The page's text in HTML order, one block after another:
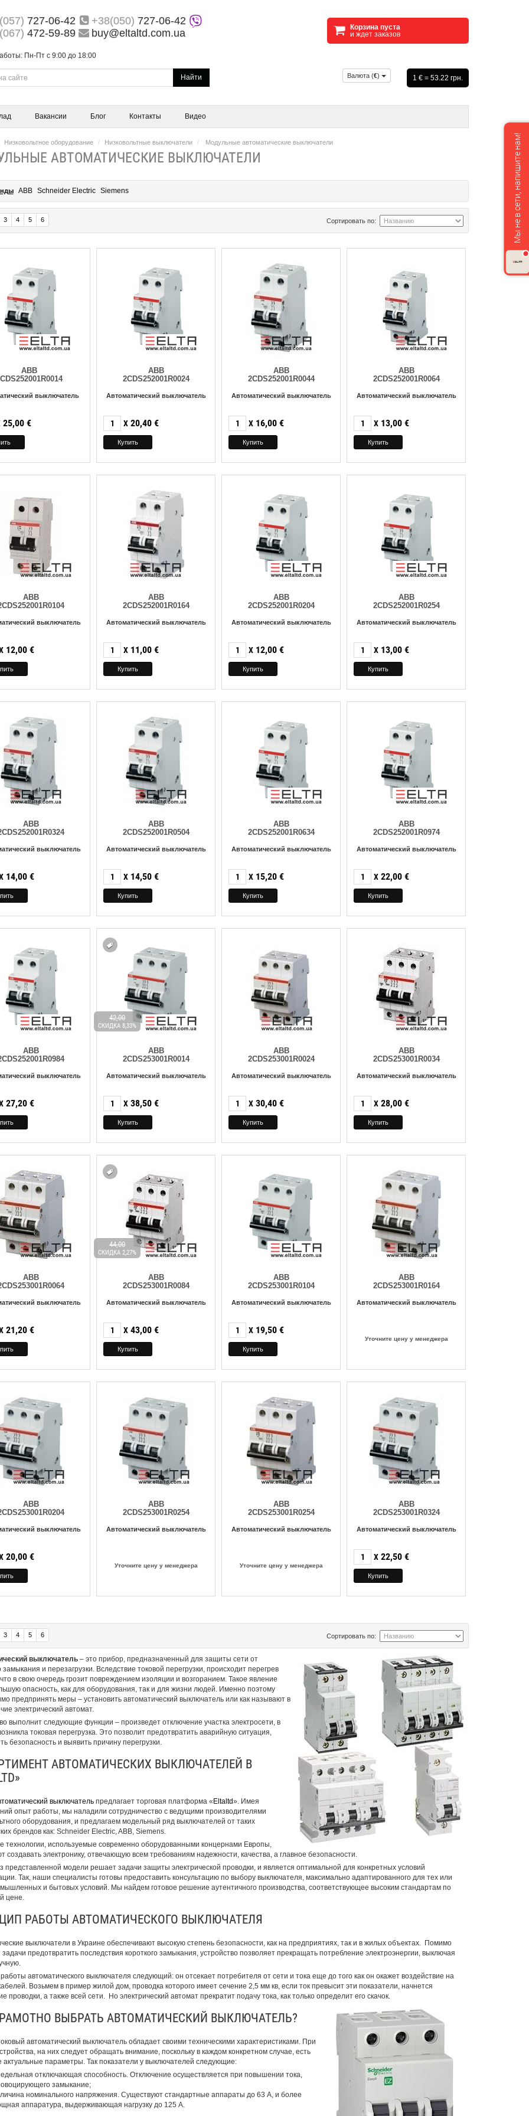
727-06-42 +38(050) 727-06-42
472-59-89 buy@eltaltd.com.ua
Пн-Пт с 9:00 до 18:00
Корзина пуста
и ждет заказов
Найти Валюта (€) 1 € = 53.22 грн.
Вакансии Блог Контакты Видео
Низковольтное оборудование Низковольтные выключатели Модульные автоматические выключатели
АВТОМАТИЧЕСКИЕ ВЫКЛЮЧАТЕЛИ
ABB Schneider Electric Siemens
Сортировать по:
3 4 5 6
ABB
выключатель
25,00 €
ABB
2CDS252001R0024
Автоматический выключатель
X 20,40 €
ABB
2CDS252001R0044
Автоматический выключатель
X 16,00 €
ABB
2CDS252001R0064
Автоматический выключатель
X 13,00 €
ABB
выключатель
12,00 €
ABB
2CDS252001R0164
Автоматический выключатель
X 11,00 €
ABB
2CDS252001R0204
Автоматический выключатель
X 12,00 €
ABB
2CDS252001R0254
Автоматический выключатель
X 13,00 €
ABB
выключатель
14,00 €
ABB
2CDS252001R0504
Автоматический выключатель
X 14,50 €
ABB
2CDS252001R0634
Автоматический выключатель
X 15,20 €
ABB
2CDS252001R0974
Автоматический выключатель
X 22,00 €
ABB
выключатель
27,20 €
ABB
2CDS253001R0014
Автоматический выключатель
X 38,50 €
42,00
СКИДКА 8,33%
ABB
2CDS253001R0024
Автоматический выключатель
X 30,40 €
ABB
2CDS253001R0034
Автоматический выключатель
X 28,00 €
ABB
выключатель
21,20 €
ABB
2CDS253001R0084
Автоматический выключатель
X 43,00 €
44,00
СКИДКА 2,27%
ABB
2CDS253001R0104
Автоматический выключатель
X 19,50 €
ABB
2CDS253001R0164
Автоматический выключатель
Уточните цену у менеджера
ABB
выключатель
20,00 €
ABB
2CDS253001R0254
Автоматический выключатель
Уточните цену у менеджера
ABB
2CDS253001R0254
Автоматический выключатель
Уточните цену у менеджера
ABB
2CDS253001R0324
Автоматический выключатель
X 22,50 €
Сортировать по:
3 4 5 6
выключатель– это прибор, предназначенный для защиты сети от
замыкания и перезагрузки. Вследствие токовой перегрузки, происходит перегрев
в свою очередь грозит повреждением изоляции и возгоранием. Такое явление
опасность, как для оборудования, так и для жизни людей. Именно поэтому
предпринять меры – установить автоматический выключатель или как называют в
электрический автомат.
выполнит следующие функции – произведет отключение участка электросети, в
токовая перегрузка. Это позволит предотвратить аварийную ситуация,
безопасность и выявить причину перегрузки.
АВТОМАТИЧЕСКИХ ВЫКЛЮЧАТЕЛЕЙ В
выключательпредлагает торговая платформа « Eltaltd». Имея
опыт работы, мы наладили сотрудничество с ведущими производителями
оборудования, и предлагаем модельный ряд выключателей от таких
брендов как: Schneider Electric, ABB, Siemens.
технологии, используемые современно оборудованными концернами Европы,
создавать электронику, отвечающую всем требованиям надежности, качества, а главное безопасности.
представленной модели решает задачи защиты электрической проводки, и является оптимальной для конкретных условий
Так, наши специалисты готовы предоставить консультацию по выбору выключателя, максимально адаптированного для тех или
и бытовых условий. Мы найдем готовое решение аутентичного производства, соответствующее высоким стандартам по
цене.
РАБОТЫ АВТОМАТИЧЕСКОГО ВЫКЛЮЧАТЕЛЯ
выключатели в Украине обеспечивают высокую степень безопасности, как на предприятиях, так и в жилых объектах. Помимо
предотвратить последствия короткого замыкания, устройство позволяет прекращать потребление электроэнергии, выключая
автоматического выключателя следующий: он отсекает потребителя от сети и тока еще до того как он окажет воздействие на
Возьмем в пример жилой дом, проводка которого имеет сечение 2,5 мм кв, если ток превысит эти показатели, начнется
проводки, а также всей сети. Но электрический автомат прекратит подачу тока, как только определит его скачок.
ВЫБРАТЬ АВТОМАТИЧЕСКИЙ ВЫКЛЮЧАТЕЛЬ?
автоматический выключатель обладает своими техническими характеристиками. При
на них следует обращать внимание, поскольку в каждом конкретном случае, есть
актуальные параметры. Так показатели у выключателей следующие:
отключающая способность. Отключение осуществляется при повышении тока,
замыкание;
номинального напряжения. Существуют стандартные аппараты до 63 А, и более
аппаратура, выдерживающая нагрузку до 125 А.
Мы не в сети, напишите нам!